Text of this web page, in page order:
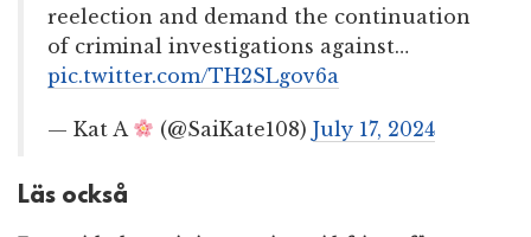
reelection and demand the continuation
of criminal investigations against…
pic.twitter.com/TH2SLgov6a
— Kat A (@SaiKate108)July 17, 2024
Läs också